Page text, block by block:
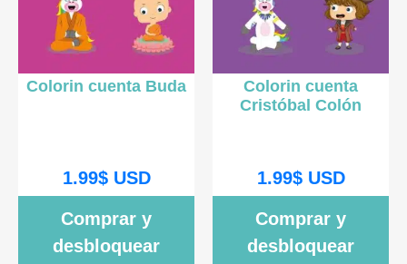
Colorin cuenta Buda
1.99$USD
Comprar y
desbloquear
Colorin cuenta
Cristóbal Colón
1.99$USD
Comprar y
desbloquear